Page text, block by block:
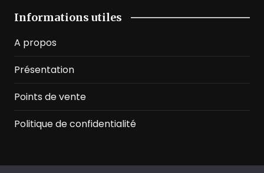
Informations utiles
A propos
Présentation
Points de vente
Politique de confidentialité